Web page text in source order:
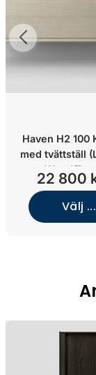
Haven H2 100
med tvättställ
Wood/
22 800
Välj ...